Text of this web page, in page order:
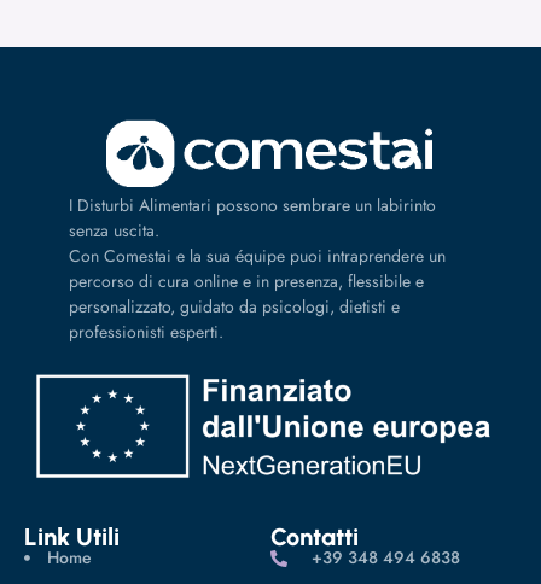
I Disturbi Alimentari possono sembrare un labirinto
senza uscita.
Con Comestai e la sua équipe puoi intraprendere un
percorso di cura online e in presenza, flessibile e
personalizzato, guidato da psicologi, dietisti e
professionisti esperti.
Link Utili
Home
Contatti
‪+39 348 494 6838